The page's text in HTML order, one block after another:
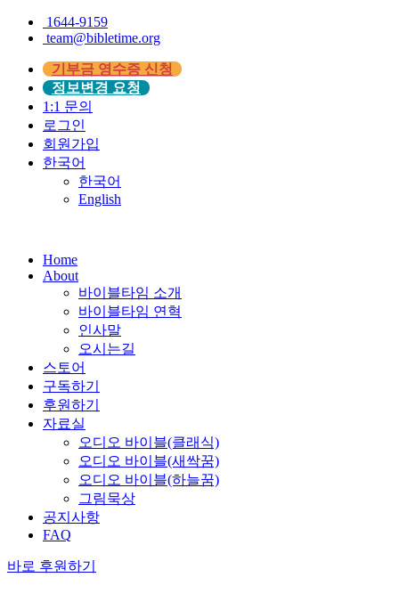
1644-9159
team@bibletime.org
기부금 영수증 신청
정보변경 요청
1:1 문의
로그인
회원가입
한국어
한국어
English
Home
About
바이블타임 소개
바이블타임 연혁
인사말
오시는길
스토어
구독하기
후원하기
자료실
오디오 바이블(클래식)
오디오 바이블(새싹꿈)
오디오 바이블(하늘꿈)
그림묵상
공지사항
FAQ
바로 후원하기